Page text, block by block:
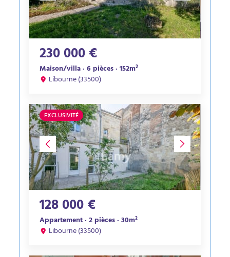
230 000 €
Maison/villa · 6 pièces · 152m²
Libourne (33500)
EXCLUSIVITÉ
128 000 €
Appartement · 2 pièces · 30m²
Libourne (33500)